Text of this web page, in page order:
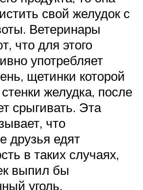
свой желудок с
Ветеринары
что для этого
употребляет
щетинки которой
желудка, после
срыгивать. Эта
что
друзья едят
в таких случаях,
выпил бы
уголь.